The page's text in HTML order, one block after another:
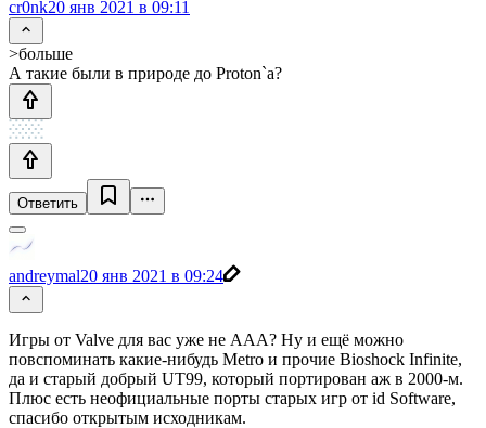
cr0nk20 янв 2021 в 09:11
>больше
А такие были в природе до Proton`а?
Ответить
andreymal20 янв 2021 в 09:24
Игры от Valve для вас уже не AAA? Ну и ещё можно
повспоминать какие-нибудь Metro и прочие Bioshock Infinite,
да и старый добрый UT99, который портирован аж в 2000-м.
Плюс есть неофициальные порты старых игр от id Software,
спасибо открытым исходникам.